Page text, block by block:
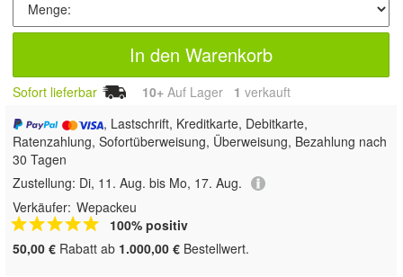
In den Warenkorb
Sofort lieferbar 10+ Auf Lager 1 verkauft
, Lastschrift, Kreditkarte, Debitkarte,
Ratenzahlung, Sofortüberweisung, Überweisung, Bezahlung nach
30 Tagen
Zustellung: Di, 11. Aug. bis Mo, 17. Aug.
Verkäufer: Wepackeu
100% positiv
50,00 € Rabatt ab 1.000,00 € Bestellwert.